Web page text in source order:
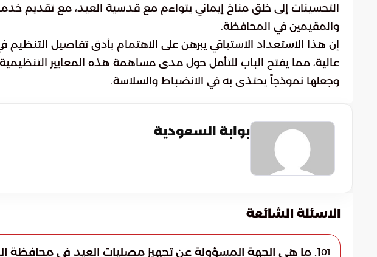
التحسينات إلى خلق مناخ إيماني يتواءم مع قدسية العيد، مع تقديم
والمقيمين في المحافظة.
إن هذا الاستعداد الاستباقي يبرهن على الاهتمام بأدق تفاصيل
عالية، مما يفتح الباب للتأمل حول مدى مساهمة هذه المعايير التنظيمية
وجعلها نموذجاً يحتذى به في الانضباط والسلاسة.
بوابة السعودية
الاسئلة الشائعة
011. ما هي الجهة المسؤولة عن تجهيز مصليات العيد في محافظة الشماسية؟